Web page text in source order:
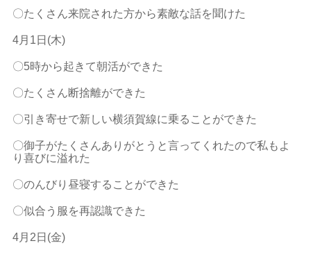
〇たくさん来院された方から素敵な話を聞けた
4月 1 日 (木)
〇5時から起きて朝活ができた
〇たくさん断捨離ができた
〇引き寄せで新しい横須賀線に乗ることができた
〇御子がたくさんありがとうと言ってくれたので私もよ
り喜びに溢れた
〇のんびり昼寝することができた
〇似合う服を再認識できた
4月 2 日 (金)